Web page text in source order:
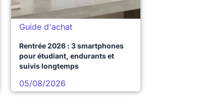
Guide d'achat
Rentrée 2026 : 3 smartphones
pour étudiant, endurants et
suivis longtemps
05/08/2026